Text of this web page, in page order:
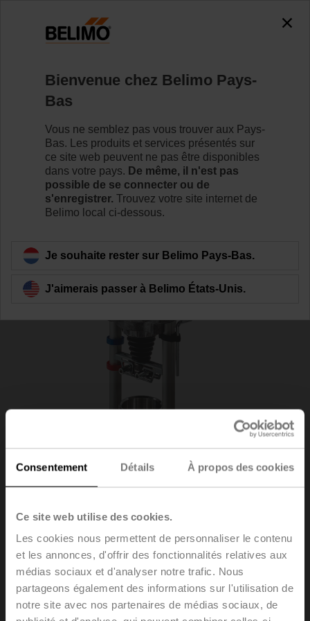
Consentement Détails À propos des cookies
Ce site web utilise des cookies.
Les cookies nous permettent de personnaliser le contenu
et les annonces, d'offrir des fonctionnalités relatives aux
médias sociaux et d'analyser notre trafic. Nous
partageons également des informations sur l'utilisation de
notre site avec nos partenaires de médias sociaux, de
SVL24A-MP-RE
Pour en savoir plus
Retour a la catégorie de produits
SVL24A-MP-RE
Servomoteur pour vanne à siège (RetroFIT+), 1500 N,
AC/DC 24 V, MP-Bus, 2...10 V, 150 s (90...150 s),
Course 50 mm, IP54, Borniers
Bienvenue chez Belimo Pays-
Bas
Vous ne semblez pas vous trouver aux Pays-
Bas. Les produits et services présentés sur
ce site web peuvent ne pas être disponibles
dans votre pays. De même, il n'est pas
possible de se connecter ou de
s'enregistrer. Trouvez votre site internet de
Belimo local ci-dessous.
Je souhaite rester sur Belimo Pays-Bas.
J'aimerais passer à Belimo États-Unis.